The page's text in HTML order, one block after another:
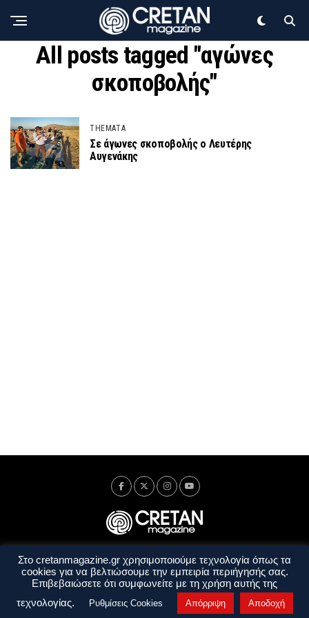
All posts tagged "αγώνες
σκοποβολής"
THEMATA
Σε άγωνες σκοποβολής ο Λευτέρης
Αυγενάκης
Ταυτότητα Πολιτική Απορρήτου
Όροι Χρήσης
Όροι και Προϋποθέσεις
Στο cretanmagazine.gr χρησιμοποιούμε τεχνολογία όπως τα
cookies για να βελτιώσουμε την εμπειρία περιήγησής σας.
Επιβεβαιώσετε ότι συμφωνείτε με τη χρήση αυτής της
τεχνολογίας.
Ρυθμίσεις Cookies Απόρριψη Αποδοχή